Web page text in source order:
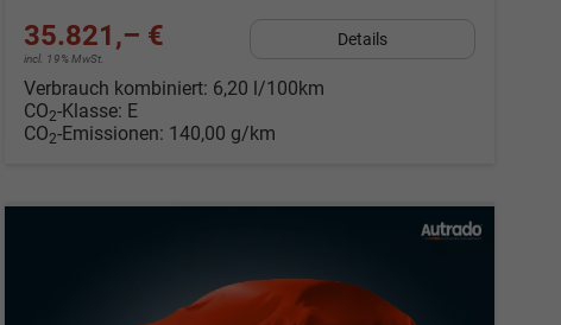
35.821,– €
incl. 19% MwSt.
Details
Verbrauch kombiniert: 6,20 l/100km
CO2-Klasse: E
CO2-Emissionen: 140,00 g/km